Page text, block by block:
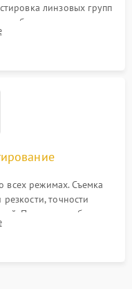
линзовых групп
для устранения
всех режимах. Съемка
точности
Проверка работы
и тестирование